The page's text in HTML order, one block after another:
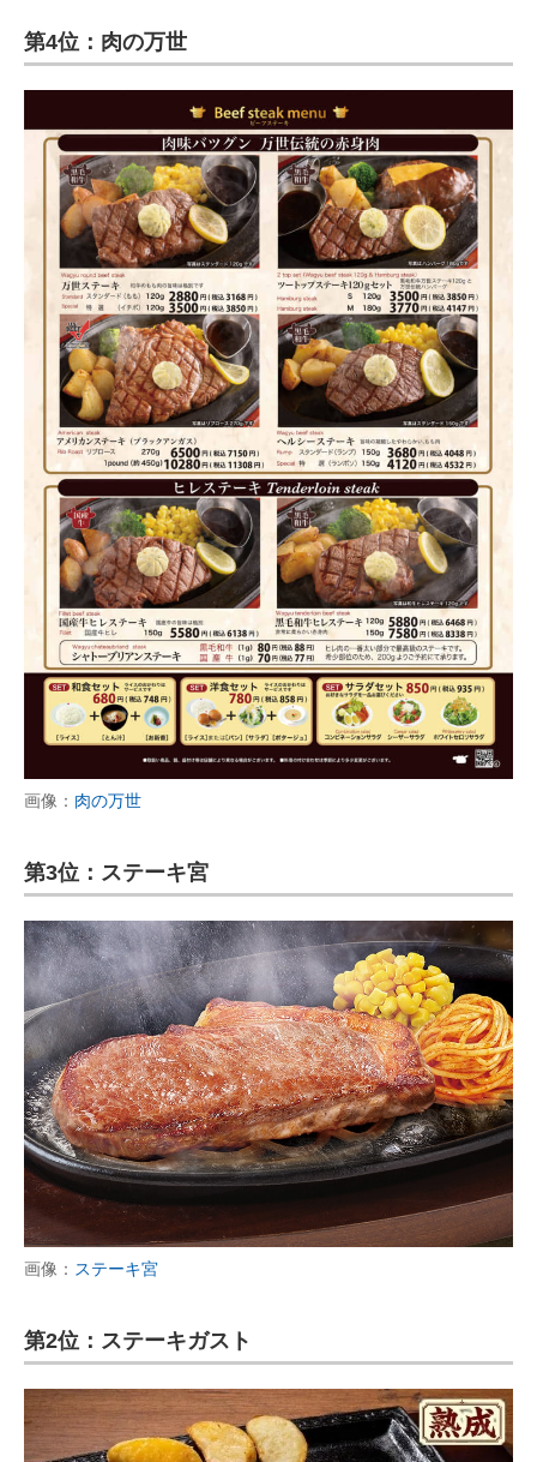
第4位：肉の万世
画像： 肉の万世
第3位：ステーキ宮
画像： ステーキ宮
第2位：ステーキガスト